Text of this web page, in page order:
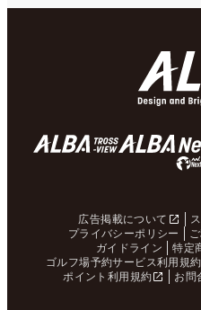
広告掲載について
プライバシーポリシー
ガイドライン
特定
ゴルフ場予約サービス利用規約
ポイント利用規約
お問